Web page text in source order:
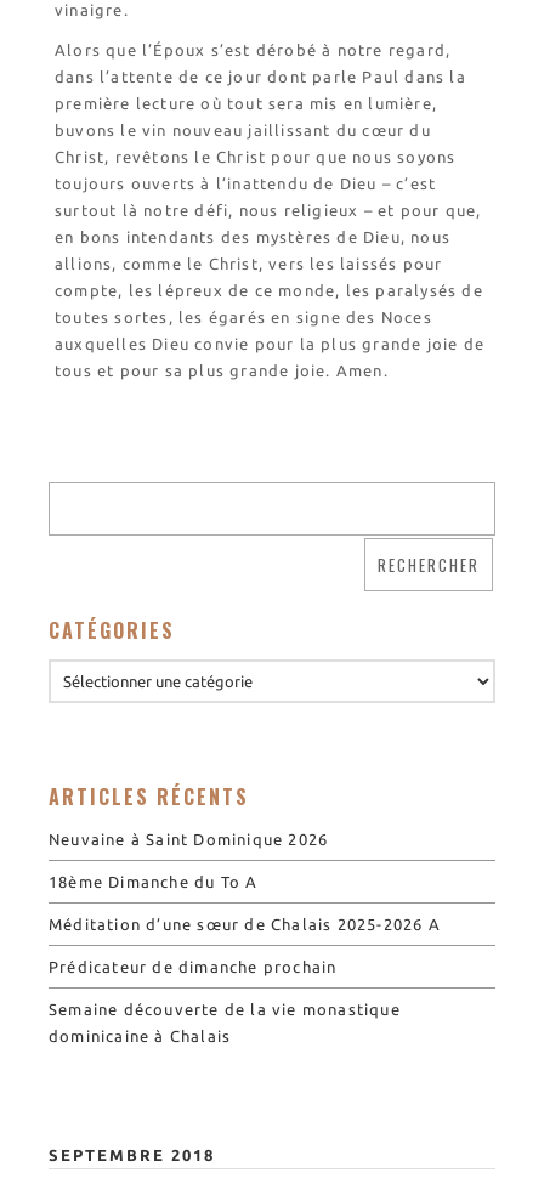
vinaigre.
Alors que l’Époux s’est dérobé à notre regard,
dans l’attente de ce jour dont parle Paul dans la
première lecture où tout sera mis en lumière,
buvons le vin nouveau jaillissant du cœur du
Christ, revêtons le Christ pour que nous soyons
toujours ouverts à l’inattendu de Dieu – c’est
surtout là notre défi, nous religieux – et pour que,
en bons intendants des mystères de Dieu, nous
allions, comme le Christ, vers les laissés pour
compte, les lépreux de ce monde, les paralysés de
toutes sortes, les égarés en signe des Noces
auxquelles Dieu convie pour la plus grande joie de
tous et pour sa plus grande joie. Amen.
CATÉGORIES
ARTICLES RÉCENTS
Neuvaine à Saint Dominique 2026
18ème Dimanche du To A
Méditation d’une sœur de Chalais 2025-2026 A
Prédicateur de dimanche prochain
Semaine découverte de la vie monastique
dominicaine à Chalais
SEPTEMBRE 2018